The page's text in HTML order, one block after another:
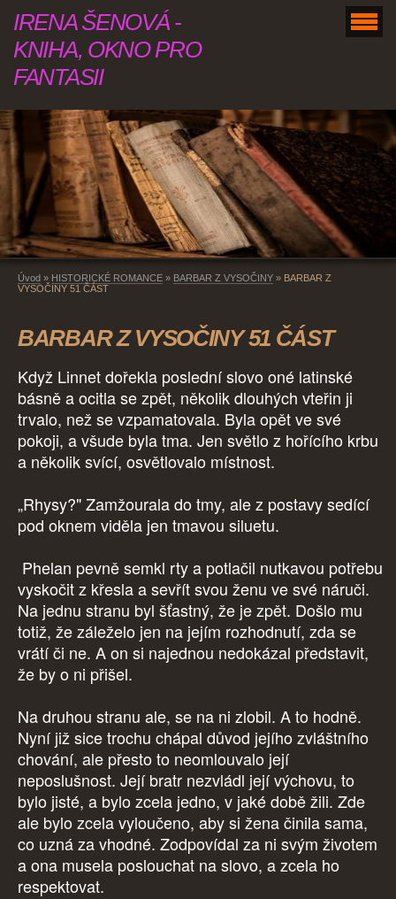
IRENA ŠENOVÁ -
KNIHA, OKNO PRO
FANTASII
Úvod » HISTORICKÉ ROMANCE » BARBAR Z VYSOČINY » BARBAR Z
VYSOČINY 51 ČÁST
BARBAR Z VYSOČINY 51 ČÁST
Když Linnet dořekla poslední slovo oné latinské
básně a ocitla se zpět, několik dlouhých vteřin ji
trvalo, než se vzpamatovala. Byla opět ve své
pokoji, a všude byla tma. Jen světlo z hořícího krbu
a několik svící, osvětlovalo místnost.
„Rhysy?" Zamžourala do tmy, ale z postavy sedící
pod oknem viděla jen tmavou siluetu.
Phelan pevně semkl rty a potlačil nutkavou potřebu
vyskočit z křesla a sevřít svou ženu ve své náruči.
Na jednu stranu byl šťastný, že je zpět. Došlo mu
totiž, že záleželo jen na jejím rozhodnutí, zda se
vrátí či ne. A on si najednou nedokázal představit,
že by o ni přišel.
Na druhou stranu ale, se na ni zlobil. A to hodně.
Nyní již sice trochu chápal důvod jejího zvláštního
chování, ale přesto to neomlouvalo její
neposlušnost. Její bratr nezvládl její výchovu, to
bylo jisté, a bylo zcela jedno, v jaké době žili. Zde
ale bylo zcela vyloučeno, aby si žena činila sama,
co uzná za vhodné. Zodpovídal za ni svým životem
a ona musela poslouchat na slovo, a zcela ho
respektovat.